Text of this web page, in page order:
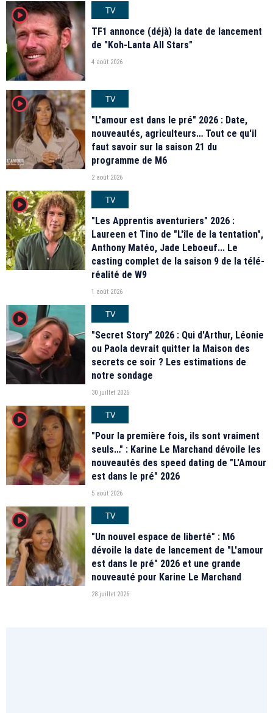
player2
TV
TF1 annonce (déjà) la date de lancement
de "Koh-Lanta All Stars"
4 août 2026
player2
TV
"L'amour est dans le pré" 2026 : Date,
nouveautés, agriculteurs… Tout ce qu'il
faut savoir sur la saison 21 du
programme de M6
2 août 2026
player2
TV
"Les Apprentis aventuriers" 2026 :
Laureen et Tino de "L'île de la tentation",
Anthony Matéo, Jade Leboeuf... Le
casting complet de la saison 9 de la télé-
réalité de W9
1 août 2026
player2
TV
"Secret Story" 2026 : Qui d'Arthur, Léonie
ou Paola devrait quitter la Maison des
secrets ce soir ? Les estimations de
notre sondage
30 juillet 2026
player2
TV
"Pour la première fois, ils sont vraiment
seuls…" : Karine Le Marchand dévoile les
nouveautés des speed dating de "L'Amour
est dans le pré" 2026
5 août 2026
player2
TV
"Un nouvel espace de liberté" : M6
dévoile la date de lancement de "L'amour
est dans le pré" 2026 et une grande
nouveauté pour Karine Le Marchand
28 juillet 2026